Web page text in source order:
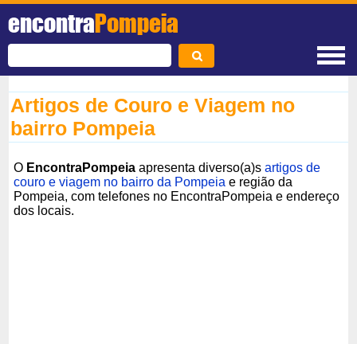
encontraPompeia
Artigos de Couro e Viagem no
bairro Pompeia
O EncontraPompeia apresenta diverso(a)sartigos de
couro e viagem no bairro da Pompeia e região da
Pompeia, com telefones no EncontraPompeia e endereço
dos locais.